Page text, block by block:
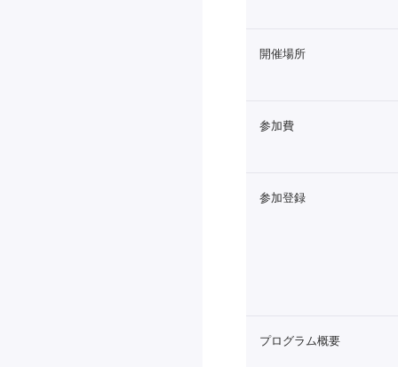
開催場所
参加費
参加登録
プログラム概要